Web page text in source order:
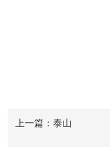
上一篇：泰山